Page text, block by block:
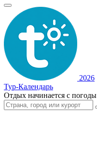
2026
Тур-Календарь
Отдых начинается с погоды